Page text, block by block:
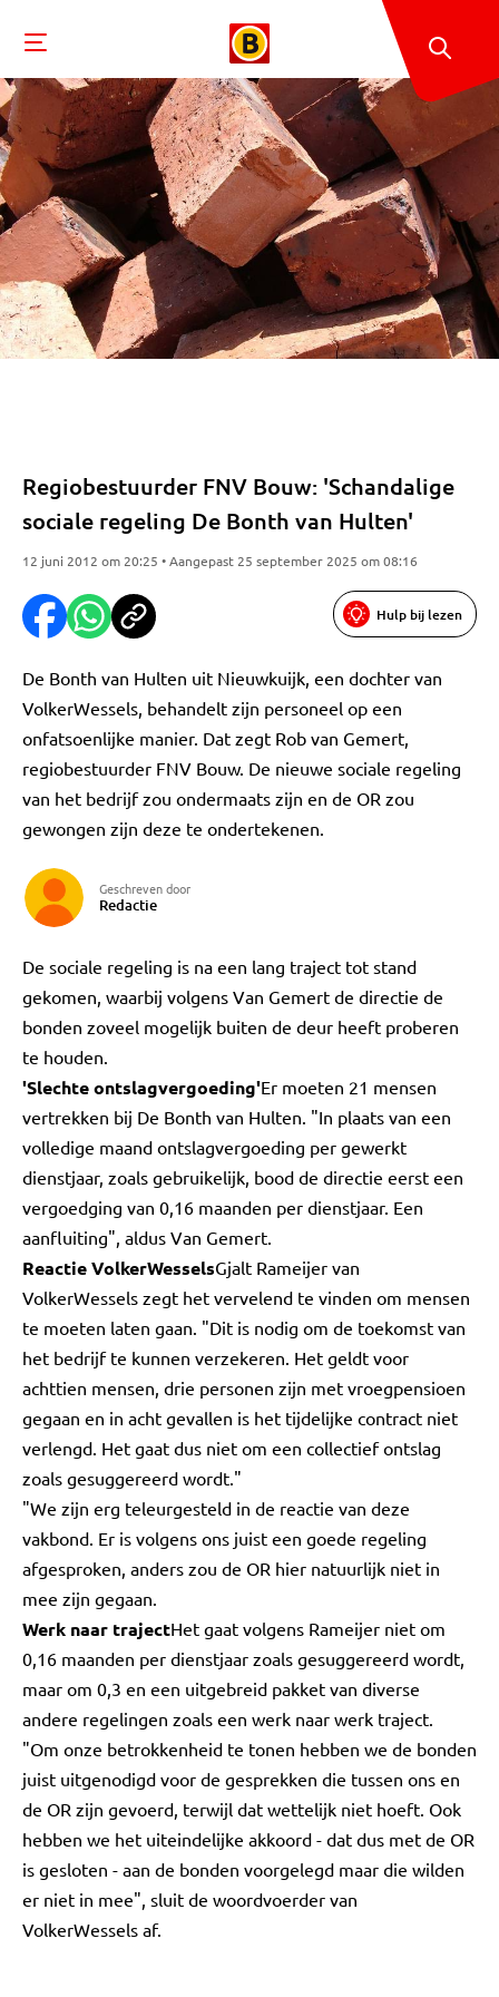
Regiobestuurder FNV Bouw: 'Schandalige
sociale regeling De Bonth van Hulten'
12 juni 2012 om 20:25 • Aangepast 25 september 2025 om 08:16
Hulp bij lezen
De Bonth van Hulten uit Nieuwkuijk, een dochter van
VolkerWessels, behandelt zijn personeel op een
onfatsoenlijke manier. Dat zegt Rob van Gemert,
regiobestuurder FNV Bouw. De nieuwe sociale regeling
van het bedrijf zou ondermaats zijn en de OR zou
gewongen zijn deze te ondertekenen.
Geschreven door
Redactie
De sociale regeling is na een lang traject tot stand
gekomen, waarbij volgens Van Gemert de directie de
bonden zoveel mogelijk buiten de deur heeft proberen
te houden.
'Slechte ontslagvergoeding'Er moeten 21 mensen
vertrekken bij De Bonth van Hulten. "In plaats van een
volledige maand ontslagvergoeding per gewerkt
dienstjaar, zoals gebruikelijk, bood de directie eerst een
vergoedging van 0,16 maanden per dienstjaar. Een
aanfluiting", aldus Van Gemert.
Reactie VolkerWesselsGjalt Rameijer van
VolkerWessels zegt het vervelend te vinden om mensen
te moeten laten gaan. "Dit is nodig om de toekomst van
het bedrijf te kunnen verzekeren. Het geldt voor
achttien mensen, drie personen zijn met vroegpensioen
gegaan en in acht gevallen is het tijdelijke contract niet
verlengd. Het gaat dus niet om een collectief ontslag
zoals gesuggereerd wordt."
"We zijn erg teleurgesteld in de reactie van deze
vakbond. Er is volgens ons juist een goede regeling
afgesproken, anders zou de OR hier natuurlijk niet in
mee zijn gegaan.
Werk naar trajectHet gaat volgens Rameijer niet om
0,16 maanden per dienstjaar zoals gesuggereerd wordt,
maar om 0,3 en een uitgebreid pakket van diverse
andere regelingen zoals een werk naar werk traject.
"Om onze betrokkenheid te tonen hebben we de bonden
juist uitgenodigd voor de gesprekken die tussen ons en
de OR zijn gevoerd, terwijl dat wettelijk niet hoeft. Ook
hebben we het uiteindelijke akkoord - dat dus met de OR
is gesloten - aan de bonden voorgelegd maar die wilden
er niet in mee", sluit de woordvoerder van
VolkerWessels af.